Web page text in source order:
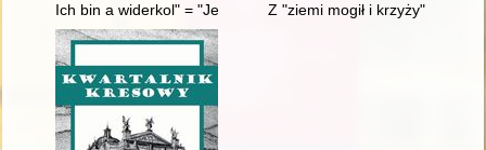
Ich bin a widerkol" = "Jestem echem"Z "ziemi mogił i krzyży" :